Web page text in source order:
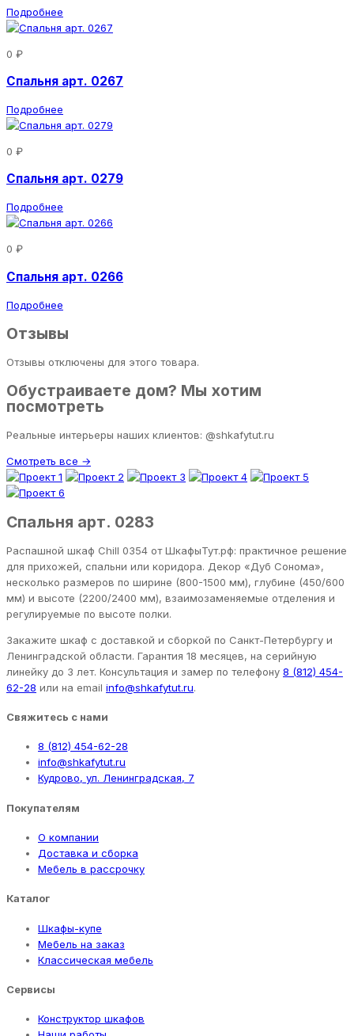
Подробнее
0 ₽
Спальня арт. 0267
Подробнее
0 ₽
Спальня арт. 0279
Подробнее
0 ₽
Спальня арт. 0266
Подробнее
Отзывы
Отзывы отключены для этого товара.
Обустраиваете дом? Мы хотим
посмотреть
Реальные интерьеры наших клиентов: @shkafytut.ru
Смотреть все →
Спальня арт. 0283
Распашной шкаф Chill 0354 от ШкафыТут.рф: практичное решение
для прихожей, спальни или коридора. Декор «Дуб Сонома»,
несколько размеров по ширине (800-1500 мм), глубине (450/600
мм) и высоте (2200/2400 мм), взаимозаменяемые отделения и
регулируемые по высоте полки.
Закажите шкаф с доставкой и сборкой по Санкт-Петербургу и
Ленинградской области. Гарантия 18 месяцев, на серийную
линейку до 3 лет. Консультация и замер по телефону 8 (812) 454-
62-28 или на email info@shkafytut.ru.
Свяжитесь с нами
8 (812) 454-62-28
info@shkafytut.ru
Кудрово, ул. Ленинградская, 7
Покупателям
О компании
Доставка и сборка
Мебель в рассрочку
Каталог
Шкафы-купе
Мебель на заказ
Классическая мебель
Сервисы
Конструктор шкафов